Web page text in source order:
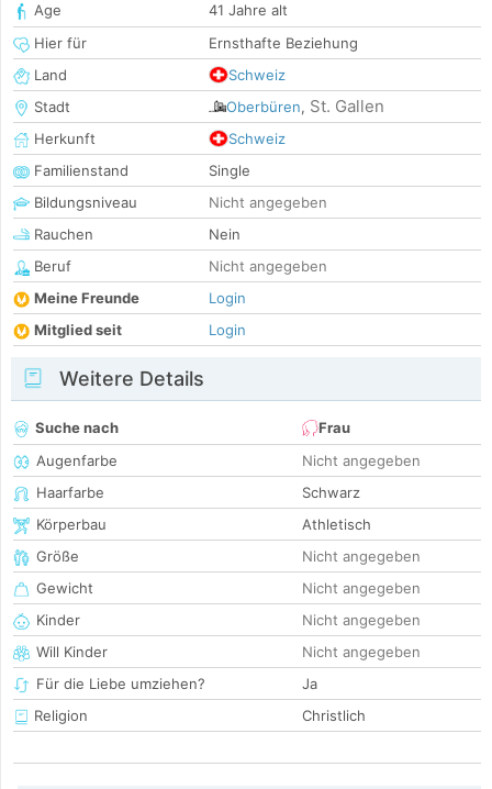
Age
41 Jahre alt
Hier für
Ernsthafte Beziehung
Land
Schweiz
Stadt
Oberbüren, St. Gallen
Herkunft
Schweiz
Familienstand
Single
Bildungsniveau
Nicht angegeben
Rauchen
Nein
Beruf
Nicht angegeben
Meine Freunde
Login
Mitglied seit
Login
Weitere Details
Suche nach
Frau
Augenfarbe
Nicht angegeben
Haarfarbe
Schwarz
Körperbau
Athletisch
Größe
Nicht angegeben
Gewicht
Nicht angegeben
Kinder
Nicht angegeben
Will Kinder
Nicht angegeben
Für die Liebe umziehen?
Ja
Religion
Christlich